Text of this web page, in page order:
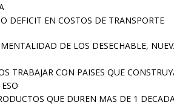
DEFICIT EN COSTOS DE TRANSPORTE
DE LOS DESECHABLE,
TRABAJAR CON PAISES QUE
QUE DUREN MAS DE 1